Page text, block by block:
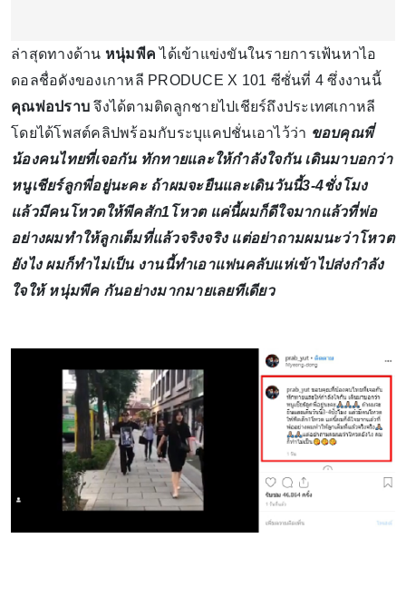
ล่าสุดทางด้าน หนุ่มพีคได้เข้าแข่งขันในรายการเฟ้นหาไอ
ดอลชื่อดังของเกาหลี PRODUCE X 101 ซีซั่นที่ 4 ซึ่งงานนี้
คุณพ่อปราบจึงได้ตามติดลูกชายไปเชียร์ถึงประเทศเกาหลี
โดยได้โพสต์คลิปพร้อมกับระบุแคปชั่นเอาไว้ว่า ขอบคุณพี่
น้องคนไทยที่เจอกัน ทักทายและให้กำลังใจกัน เดินมาบอกว่า
หนูเชียร์ลูกพี่อยู่นะคะ ถ้าผมจะยืนและเดินวันนี้3-4ชั่งโมง
แล้วมีคนโหวตให้พีคสัก1โหวต แค่นี้ผมก็ดีใจมากแล้วที่พ่อ
อย่างผมทำให้ลูกเต็มที่แล้วจริงจริง แต่อย่าถามผมนะว่าโหวต
ยังไง ผมก็ทำไม่เป็น งานนี้ทำเอาแฟนคลับแห่เข้าไปส่งกำลัง
ใจให้ หนุ่มพีค กันอย่างมากมายเลยทีเดียว